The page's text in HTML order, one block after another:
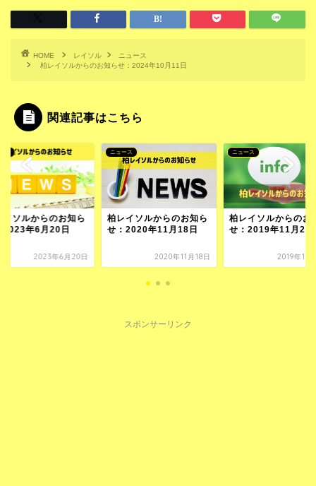
HOME レイソル
ニュース
柏レイソルからのお知らせ：2024年10月11日
関連記事はこちら
イソルからのお知ら
2023年6月20日
2023年6月20日
ニュース
柏レイソルからのお知ら
せ：2020年11月18日
2020年11月18日
ニュース
柏レイソルからのお
せ：2019年11月21
2019年11
スポンサーリンク